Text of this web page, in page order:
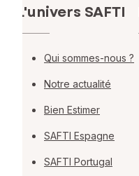
L'univers SAFTI
Qui sommes-nous ?
Notre actualité
Bien Estimer
SAFTI Espagne
SAFTI Portugal